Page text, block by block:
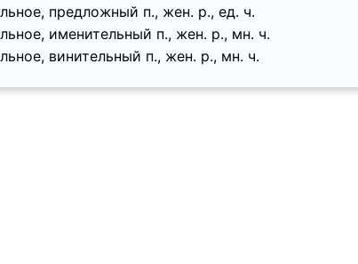
предложный п., жен. p., ед. ч.
именительный п., жен. p., мн. ч.
винительный п., жен. p., мн. ч.